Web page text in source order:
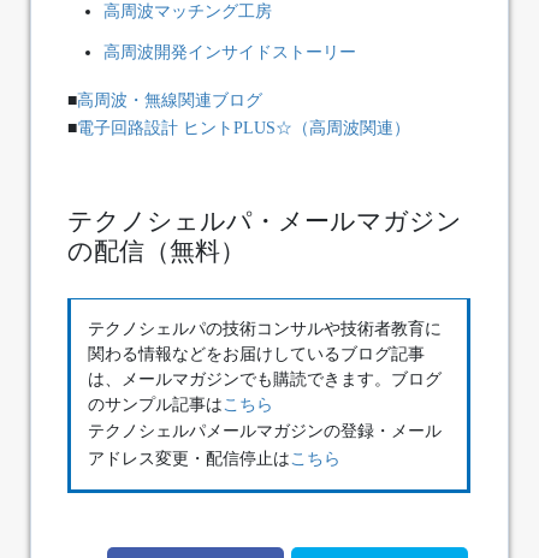
高周波マッチング工房
高周波開発インサイドストーリー
■高周波・無線関連ブログ
■電子回路設計 ヒントPLUS☆（高周波関連）
テクノシェルパ・メールマガジン
の配信（無料）
テクノシェルパの技術コンサルや技術者教育に
関わる情報などをお届けしているブログ記事
は、メールマガジンでも購読できます。ブログ
のサンプル記事は こちら
テクノシェルパメールマガジンの登録・メール
アドレス変更・配信停止は こちら